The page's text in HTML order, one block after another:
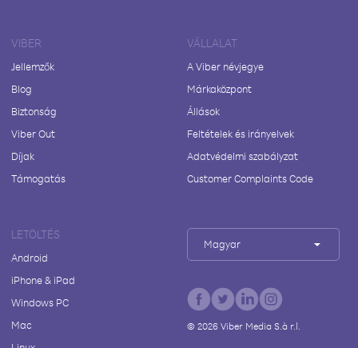
VIBER
Jellemzők
Blog
Biztonság
Viber Out
Díjak
Támogatás
VÁLLALAT
A Viber névjegye
Márkaközpont
Állások
Feltételek és irányelvek
Adatvédelmi szabályzat
Customer Complaints Code
LETÖLTÉS
Android
iPhone & iPad
Windows PC
Mac
Magyar
© 2026Viber Media S.à r.l.